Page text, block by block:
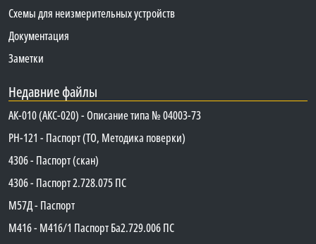
Схемы для неизмерительных устройств
Документация
Заметки
Недавние файлы
АК-010 (АКС-020) - Описание типа № 04003-73
PH-121 - Паспорт (ТО, Методика поверки)
4306 - Паспорт (скан)
4306 - Паспорт 2.728.075 ПС
М57Д - Паспорт
М416 - М416/1 Паспорт Ба2.729.006 ПС